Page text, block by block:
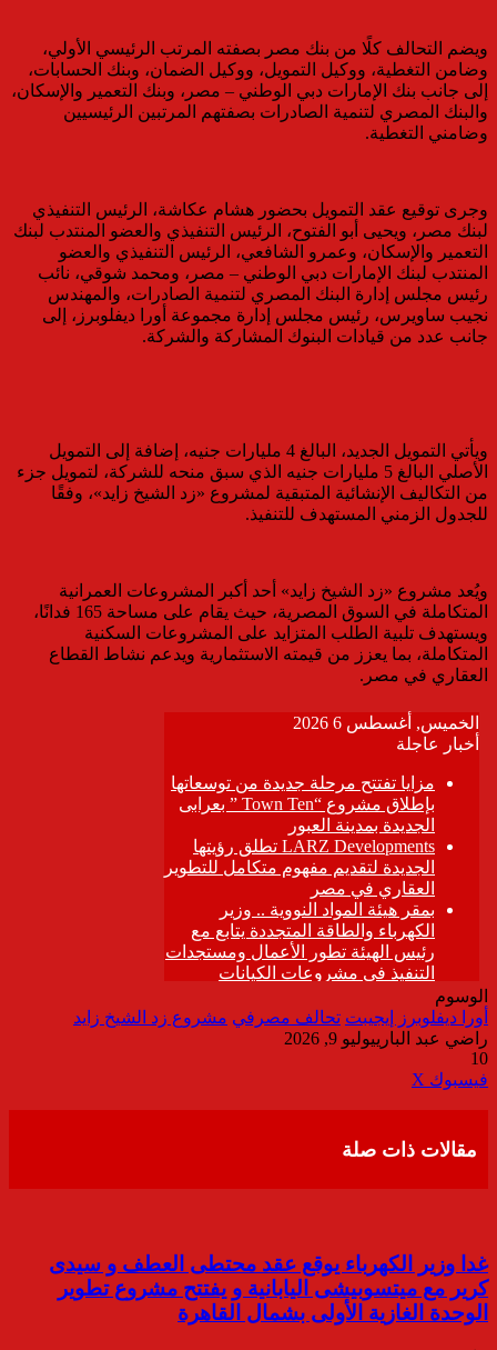
ويضم التحالف كلًا من بنك مصر بصفته المرتب الرئيسي الأولي،
وضامن التغطية، ووكيل التمويل، ووكيل الضمان، وبنك الحسابات،
إلى جانب بنك الإمارات دبي الوطني – مصر، وبنك التعمير والإسكان،
والبنك المصري لتنمية الصادرات بصفتهم المرتبين الرئيسيين
وضامني التغطية.
وجرى توقيع عقد التمويل بحضور هشام عكاشة، الرئيس التنفيذي
لبنك مصر، ويحيى أبو الفتوح، الرئيس التنفيذي والعضو المنتدب لبنك
التعمير والإسكان، وعمرو الشافعي، الرئيس التنفيذي والعضو
المنتدب لبنك الإمارات دبي الوطني – مصر، ومحمد شوقي، نائب
رئيس مجلس إدارة البنك المصري لتنمية الصادرات، والمهندس
نجيب ساويرس، رئيس مجلس إدارة مجموعة أورا ديفلوبرز، إلى
جانب عدد من قيادات البنوك المشاركة والشركة.
ويأتي التمويل الجديد، البالغ 4 مليارات جنيه، إضافة إلى التمويل
الأصلي البالغ 5 مليارات جنيه الذي سبق منحه للشركة، لتمويل جزء
من التكاليف الإنشائية المتبقية لمشروع «زد الشيخ زايد»، وفقًا
للجدول الزمني المستهدف للتنفيذ.
ويُعد مشروع «زد الشيخ زايد» أحد أكبر المشروعات العمرانية
المتكاملة في السوق المصرية، حيث يقام على مساحة 165 فدانًا،
ويستهدف تلبية الطلب المتزايد على المشروعات السكنية
المتكاملة، بما يعزز من قيمته الاستثمارية ويدعم نشاط القطاع
العقاري في مصر.
الوسوم
أورا ديفلوبرز إيجيبت تحالف مصرفي مشروع زد الشيخ زايد
راضي عبد البارييوليو 9, 2026
10
فيسبوك ‫X
مقالات ذات صلة
غدا وزير الكهرباء يوقع عقد محتطى العطف و سيدى
كرير مع ميتسوبيشى اليابانية و يفتتح مشروع تطوير
الوحدة الغازية الأولى بشمال القاهرة